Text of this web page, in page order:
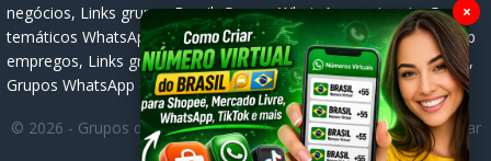
negócios, Links grupos Brasil, Grupos WhatsApp regionais, Grupos
temáticos WhatsApp, Links públicos WhatsApp, Grupos WhatsApp
empregos, Links grupos classificados, Divulgar grupos WhatsApp,
Grupos WhatsApp descontos, Grupos WhatsApp ofertas.
© 2026 - Grupos de WhatsApp 2026: Links Atualizados para Entrar
nos Melhores Grupos
×